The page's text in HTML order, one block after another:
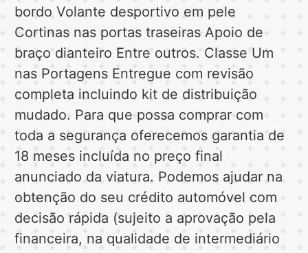
bordo Volante desportivo em pele
Cortinas nas portas traseiras Apoio de
braço dianteiro Entre outros. Classe Um
nas Portagens Entregue com revisão
completa incluindo kit de distribuição
mudado. Para que possa comprar com
toda a segurança oferecemos garantia de
18 meses incluída no preço final
anunciado da viatura. Podemos ajudar na
obtenção do seu crédito automóvel com
decisão rápida (sujeito a aprovação pela
financeira, na qualidade de intermediário